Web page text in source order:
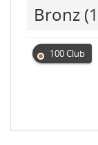
Bronz
100 Club